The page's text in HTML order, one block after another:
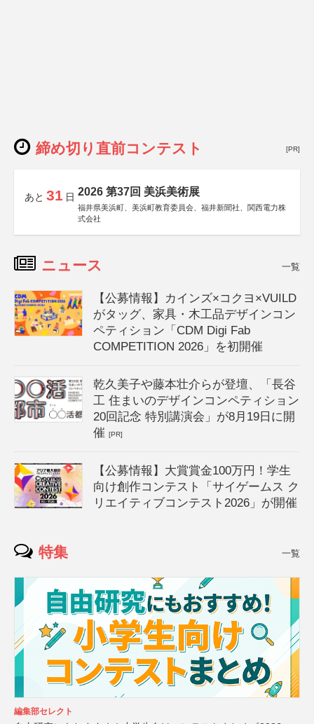
締め切り直前コンテスト [PR]
あと 31 日 2026 第37回 美浜美術展
福井県美浜町、美浜町教育委員会、福井新聞社、関西電力株
式会社
ニュース 一覧
【公募情報】カインズ×コクヨ×VUILD
がタッグ、家具・木工品デザインコン
ペティション「CDM Digi Fab
COMPETITION 2026」を初開催
乾久美子や藤本壮介らが登壇、「長谷
工 住まいのデザインコンペティション
20回記念 特別講演会」が8月19日に開
催[PR]
【公募情報】大賞賞金100万円！学生
向け創作コンテスト「サイゲームス ク
リエイティブコンテスト2026」が開催
特集 一覧
編集部セレクト